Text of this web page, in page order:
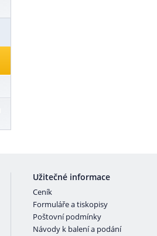
Užitečné informace
Ceník
Formuláře a tiskopisy
Poštovní podmínky
Návody k balení a podání